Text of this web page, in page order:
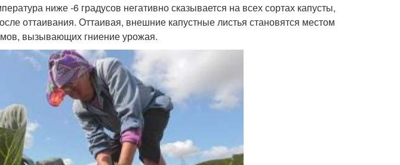
ниже -6 градусов негативно сказывается на всех сортах капусты,
оттаивания. Оттаивая, внешние капустные листья становятся местом
вызывающих гниение урожая.